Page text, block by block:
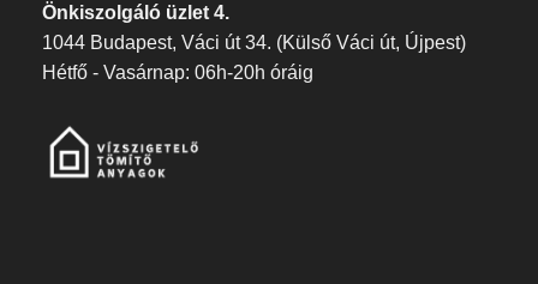
Önkiszolgáló üzlet 4.
1044 Budapest, Váci út 34. (Külső Váci út, Újpest)
Hétfő - Vasárnap: 06h-20h óráig